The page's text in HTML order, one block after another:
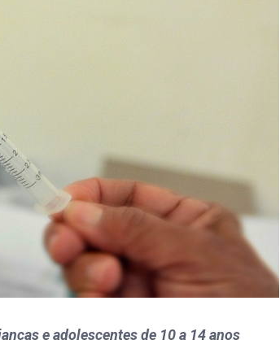
e adolescentes de 10 a 14 anos